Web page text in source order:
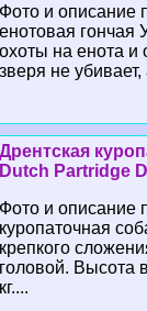
Фото и описание
енотовая гончая
охоты на енота и
зверя не
Дрентская
Dutch Partridge
Фото и описание
куропаточная
крепкого
головой. Высота
кг....